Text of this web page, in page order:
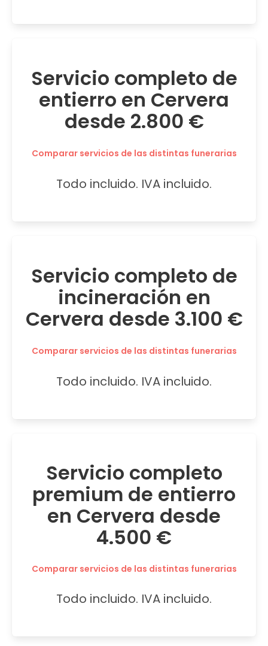
Servicio completo de
entierro en Cervera
desde 2.800 €
Comparar servicios de las distintas funerarias
Todo incluido. IVA incluido.
Servicio completo de
incineración en
Cervera desde 3.100 €
Comparar servicios de las distintas funerarias
Todo incluido. IVA incluido.
Servicio completo
premium de entierro
en Cervera desde
4.500 €
Comparar servicios de las distintas funerarias
Todo incluido. IVA incluido.